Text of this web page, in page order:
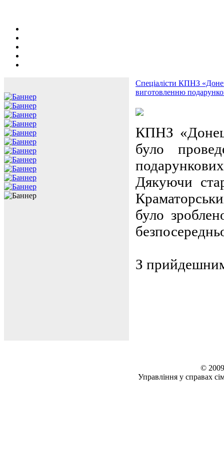
Спеціалісти КПНЗ
виготовленню
КПНЗ
було
Дякуючи
було
З
©
Управління у справах